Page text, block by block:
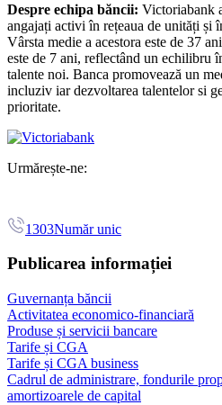
Despre echipa băncii: Victoriabank
angajați activi în rețeaua de unități și
Vârsta medie a acestora este de 37
este de 7 ani, reflectând un echilibru
talente noi. Banca promovează un
incluziv iar dezvoltarea talentelor si
prioritate.
Urmărește-ne:
1303Număr unic
Publicarea informației
Guvernanța băncii
Activitatea economico-financiară
Produse și servicii bancare
Tarife și CGA
Tarife și CGA business
Cadrul de administrare, fondurile
amortizoarele de capital